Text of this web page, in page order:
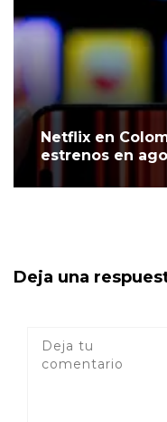
Netflix en
estrenos en
Deja una